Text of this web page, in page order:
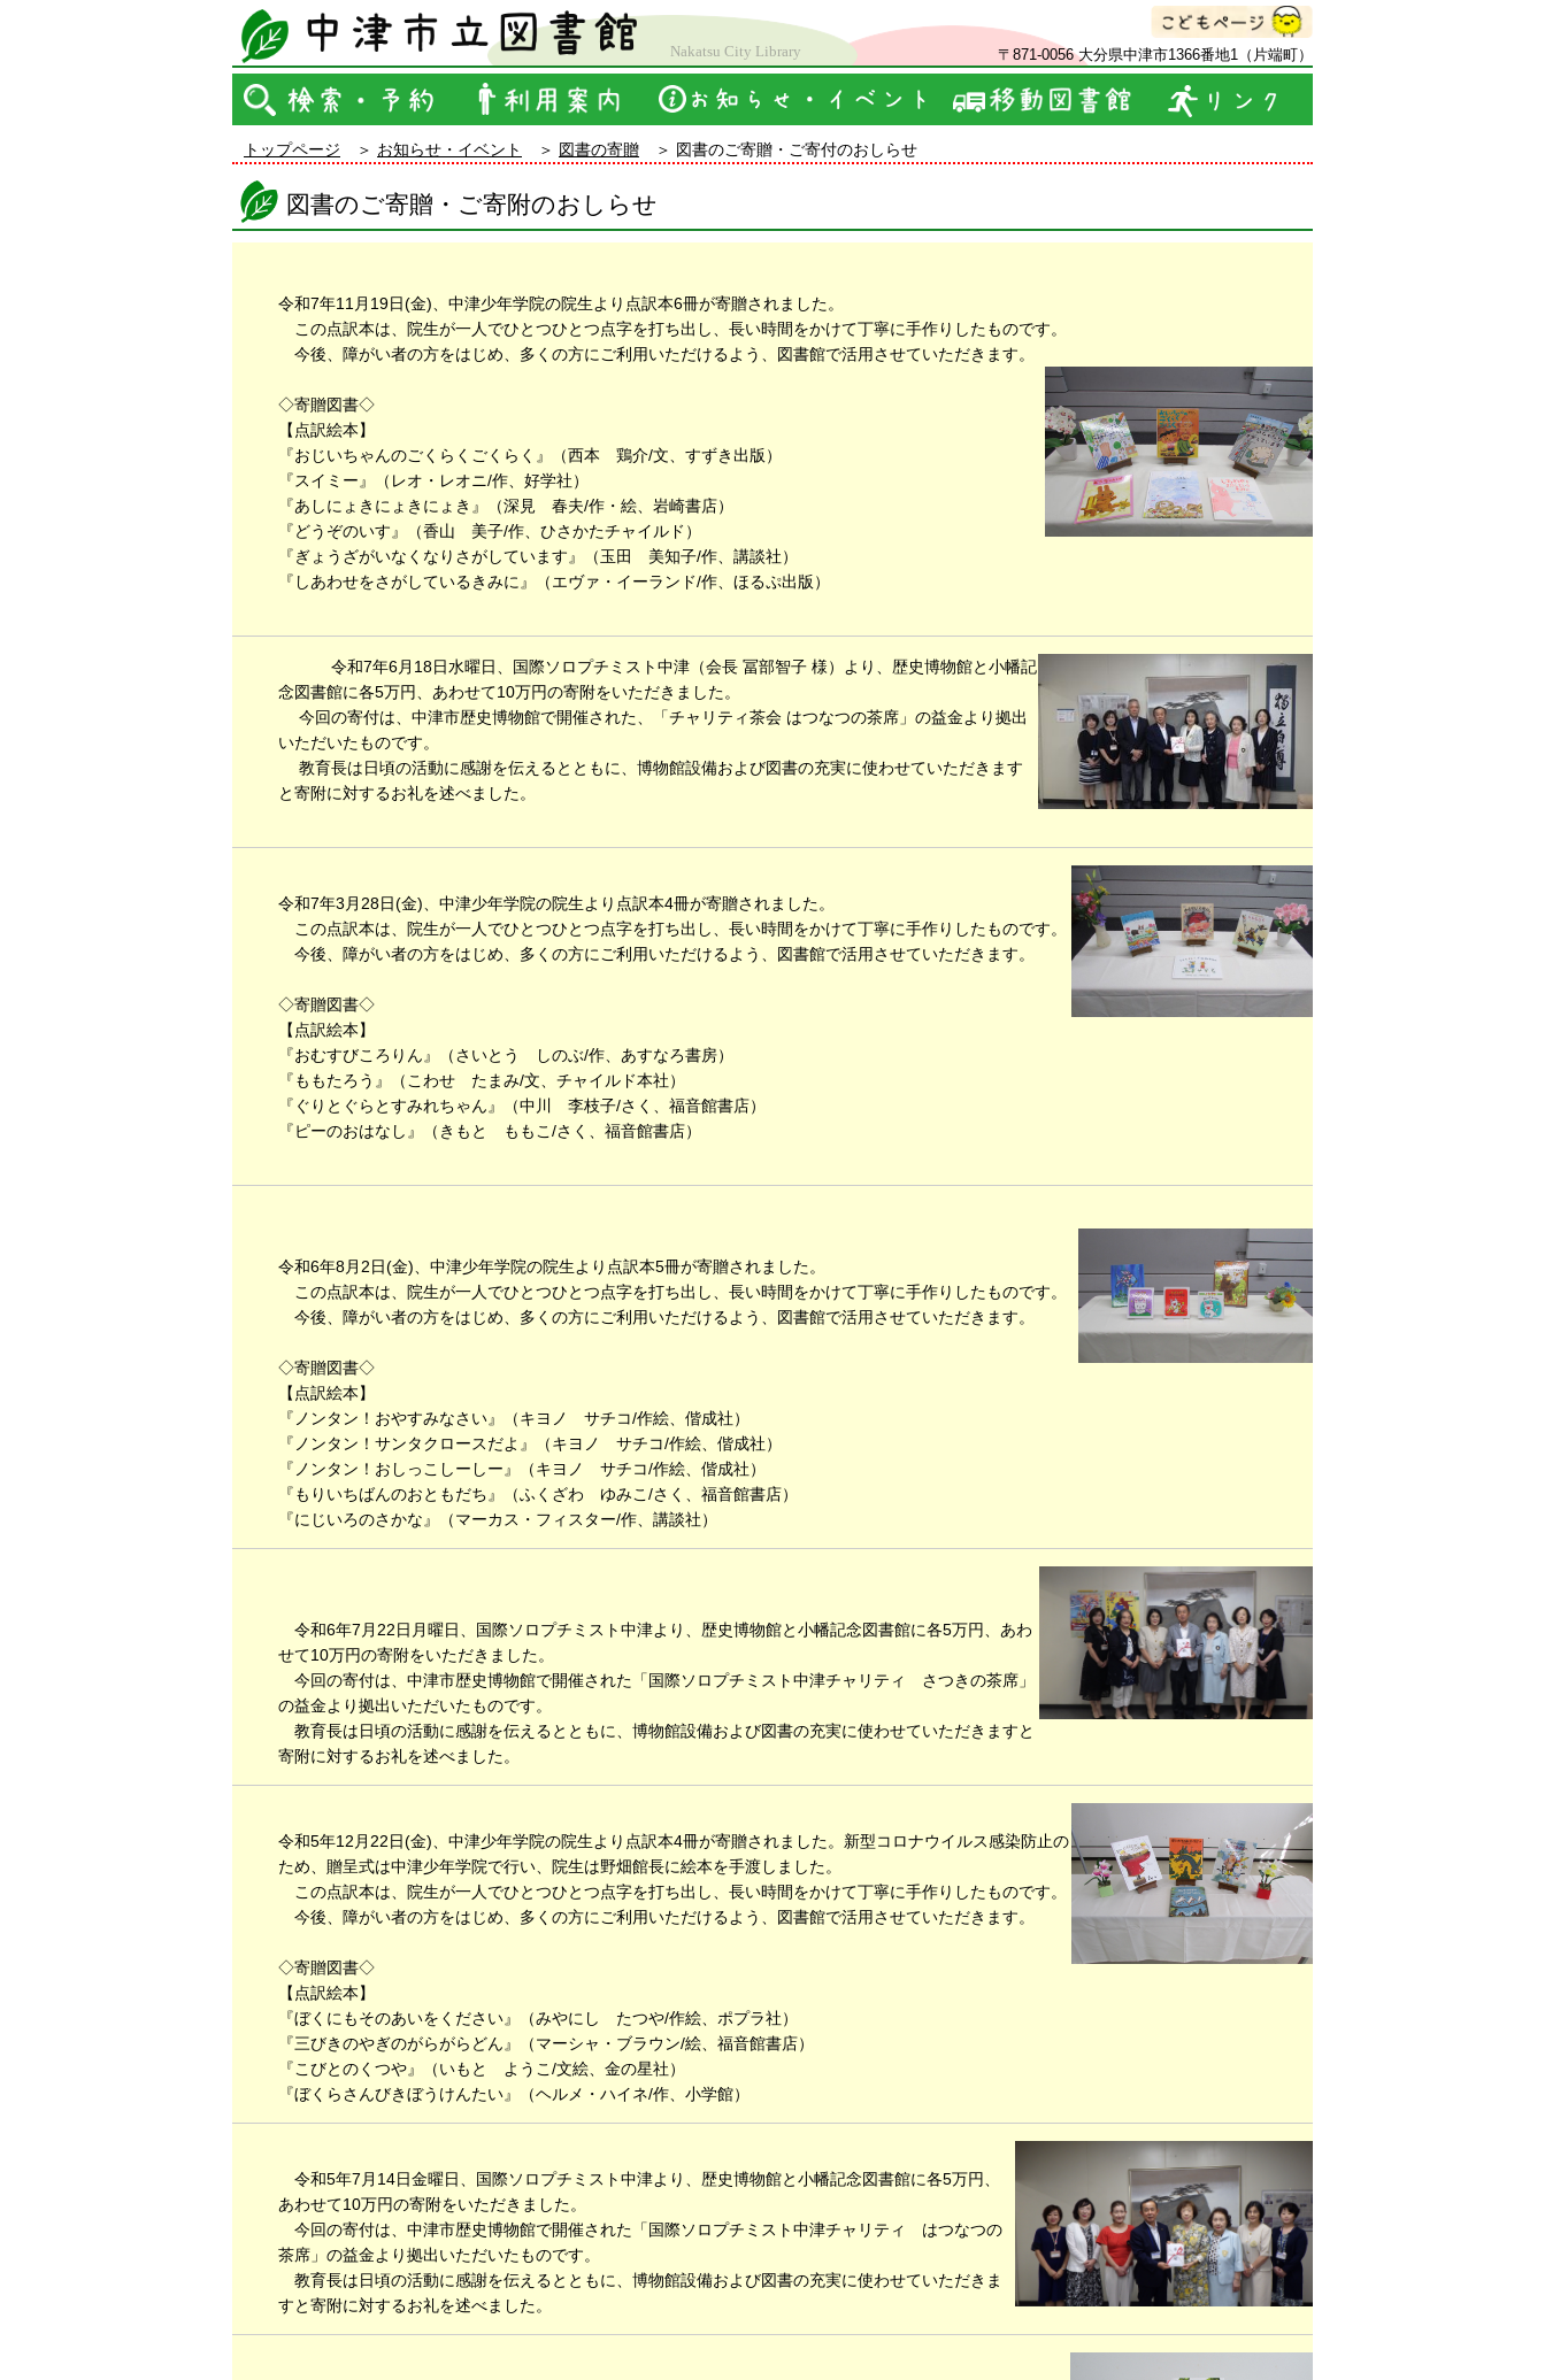
Nakatsu City Library 〒871-0056 大分県中津市1366番地1（片端町）
トップページ お知らせ・イベント 図書の寄贈 図書のご寄贈・ご寄付のおしらせ
図書のご寄贈・ご寄附のおしらせ
令和7年11月19日(金)、中津少年学院の院生より点訳本6冊が寄贈されました。
この点訳本は、院生が一人でひとつひとつ点字を打ち出し、長い時間をかけて丁寧に手作りしたものです。
今後、障がい者の方をはじめ、多くの方にご利用いただけるよう、図書館で活用させていただきます。
◇寄贈図書◇
【点訳絵本】
『おじいちゃんのごくらくごくらく』（西本 鶏介/文、すずき出版）
『スイミー』（レオ・レオニ/作、好学社）
『あしにょきにょきにょき』（深見 春夫/作・絵、岩崎書店）
『どうぞのいす』（香山 美子/作、ひさかたチャイルド）
『ぎょうざがいなくなりさがしています』（玉田 美知子/作、講談社）
『しあわせをさがしているきみに』（エヴァ・イーランド/作、ほるぷ出版）
令和7年6月18日水曜日、国際ソロプチミスト中津（会長 冨部智子 様）より、歴史博物館と小幡記
念図書館に各5万円、あわせて10万円の寄附をいただきました。
今回の寄付は、中津市歴史博物館で開催された、「チャリティ茶会 はつなつの茶席」の益金より拠出
いただいたものです。
教育長は日頃の活動に感謝を伝えるとともに、博物館設備および図書の充実に使わせていただきます
と寄附に対するお礼を述べました。
令和7年3月28日(金)、中津少年学院の院生より点訳本4冊が寄贈されました。
この点訳本は、院生が一人でひとつひとつ点字を打ち出し、長い時間をかけて丁寧に手作りしたものです。
今後、障がい者の方をはじめ、多くの方にご利用いただけるよう、図書館で活用させていただきます。
◇寄贈図書◇
【点訳絵本】
『おむすびころりん』（さいとう しのぶ/作、あすなろ書房）
『ももたろう』（こわせ たまみ/文、チャイルド本社）
『ぐりとぐらとすみれちゃん』（中川 李枝子/さく、福音館書店）
『ピーのおはなし』（きもと ももこ/さく、福音館書店）
令和6年8月2日(金)、中津少年学院の院生より点訳本5冊が寄贈されました。
この点訳本は、院生が一人でひとつひとつ点字を打ち出し、長い時間をかけて丁寧に手作りしたものです。
今後、障がい者の方をはじめ、多くの方にご利用いただけるよう、図書館で活用させていただきます。
◇寄贈図書◇
【点訳絵本】
『ノンタン！おやすみなさい』（キヨノ サチコ/作絵、偕成社）
『ノンタン！サンタクロースだよ』（キヨノ サチコ/作絵、偕成社）
『ノンタン！おしっこしーしー』（キヨノ サチコ/作絵、偕成社）
『もりいちばんのおともだち』（ふくざわ ゆみこ/さく、福音館書店）
『にじいろのさかな』（マーカス・フィスター/作、講談社）
令和6年7月22日月曜日、国際ソロプチミスト中津より、歴史博物館と小幡記念図書館に各5万円、あわ
せて10万円の寄附をいただきました。
今回の寄付は、中津市歴史博物館で開催された「国際ソロプチミスト中津チャリティ さつきの茶席」
の益金より拠出いただいたものです。
教育長は日頃の活動に感謝を伝えるとともに、博物館設備および図書の充実に使わせていただきますと
寄附に対するお礼を述べました。
令和5年12月22日(金)、中津少年学院の院生より点訳本4冊が寄贈されました。新型コロナウイルス感染防止の
ため、贈呈式は中津少年学院で行い、院生は野畑館長に絵本を手渡しました。
この点訳本は、院生が一人でひとつひとつ点字を打ち出し、長い時間をかけて丁寧に手作りしたものです。
今後、障がい者の方をはじめ、多くの方にご利用いただけるよう、図書館で活用させていただきます。
◇寄贈図書◇
【点訳絵本】
『ぼくにもそのあいをください』（みやにし たつや/作絵、ポプラ社）
『三びきのやぎのがらがらどん』（マーシャ・ブラウン/絵、福音館書店）
『こびとのくつや』（いもと ようこ/文絵、金の星社）
『ぼくらさんびきぼうけんたい』（ヘルメ・ハイネ/作、小学館）
令和5年7月14日金曜日、国際ソロプチミスト中津より、歴史博物館と小幡記念図書館に各5万円、
あわせて10万円の寄附をいただきました。
今回の寄付は、中津市歴史博物館で開催された「国際ソロプチミスト中津チャリティ はつなつの
茶席」の益金より拠出いただいたものです。
教育長は日頃の活動に感謝を伝えるとともに、博物館設備および図書の充実に使わせていただきま
すと寄附に対するお礼を述べました。